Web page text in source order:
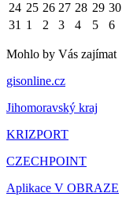
24 25 26 27 28 29 30
31 1 2 3 4 5 6
Mohlo by Vás zajímat
gisonline.cz
Jihomoravský kraj
KRIZPORT
CZECHPOINT
Aplikace V OBRAZE